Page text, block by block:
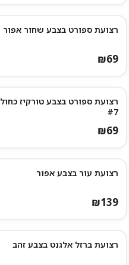
רצועת ספורט בצבע שחור אפור
₪69
רצועת ספורט בצבע טורקיז כחול
#7
₪69
רצועת עור בצבע אפור
₪139
רצועת ברזל אלגנט בצבע זהב